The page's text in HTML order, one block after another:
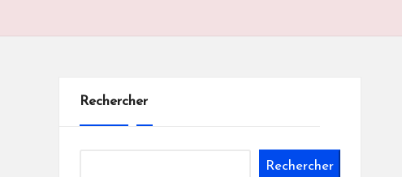
Rechercher
Rechercher